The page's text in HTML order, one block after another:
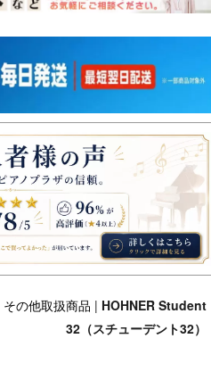
その他取扱商品 | HOHNER Student
32（スチューデント32）